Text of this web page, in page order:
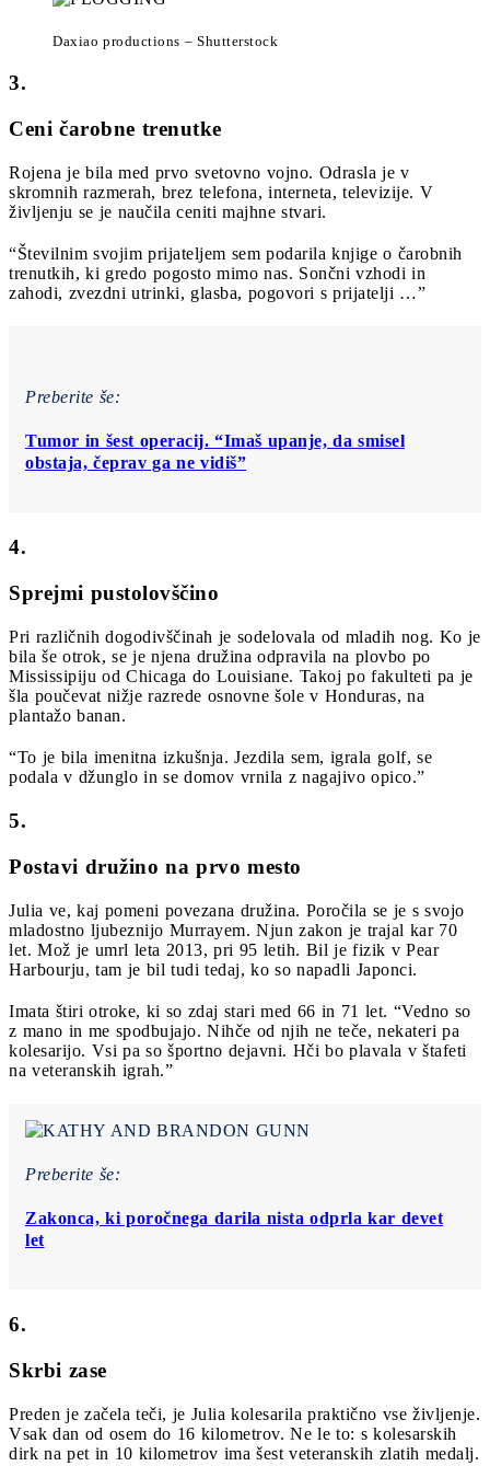
Daxiao productions – Shutterstock
3.
Ceni čarobne trenutke
Rojena je bila med prvo svetovno vojno. Odrasla je v
skromnih razmerah, brez telefona, interneta, televizije. V
življenju se je naučila ceniti majhne stvari.
“Številnim svojim prijateljem sem podarila knjige o čarobnih
trenutkih, ki gredo pogosto mimo nas. Sončni vzhodi in
zahodi, zvezdni utrinki, glasba, pogovori s prijatelji …”
Preberite še:
Tumor in šest operacij. “Imaš upanje, da smisel
obstaja, čeprav ga ne vidiš”
4.
Sprejmi pustolovščino
Pri različnih dogodivščinah je sodelovala od mladih nog. Ko je
bila še otrok, se je njena družina odpravila na plovbo po
Mississipiju od Chicaga do Louisiane. Takoj po fakulteti pa je
šla poučevat nižje razrede osnovne šole v Honduras, na
plantažo banan.
“To je bila imenitna izkušnja. Jezdila sem, igrala golf, se
podala v džunglo in se domov vrnila z nagajivo opico.”
5.
Postavi družino na prvo mesto
Julia ve, kaj pomeni povezana družina. Poročila se je s svojo
mladostno ljubeznijo Murrayem. Njun zakon je trajal kar 70
let. Mož je umrl leta 2013, pri 95 letih. Bil je fizik v Pear
Harbourju, tam je bil tudi tedaj, ko so napadli Japonci.
Imata štiri otroke, ki so zdaj stari med 66 in 71 let. “Vedno so
z mano in me spodbujajo. Nihče od njih ne teče, nekateri pa
kolesarijo. Vsi pa so športno dejavni. Hči bo plavala v štafeti
na veteranskih igrah.”
Preberite še:
Zakonca, ki poročnega darila nista odprla kar devet
let
6.
Skrbi zase
Preden je začela teči, je Julia kolesarila praktično vse življenje.
Vsak dan od osem do 16 kilometrov. Ne le to: s kolesarskih
dirk na pet in 10 kilometrov ima šest veteranskih zlatih medalj.